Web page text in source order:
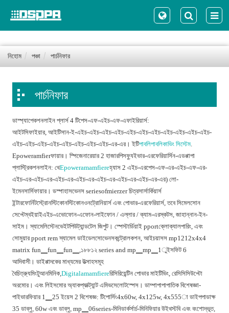
নিহোম পঞ্চা পার্চনিফার
পার্চনিফার
ডাস্প্যাপেকশনলাইন প্লার্স 4 টিপেস-এফ-এইচ-এফ-এফাইরিয়ার্স:
আইটসিফাইয়ার, আইটিসান-ই-এইচ-এইচ-এইচ-এইচ-এইচ-এইচ-এইচ-এইচ-এইচ-এইচ-এইচ-
এইচ-এইচ-এইচ-এইচ-এইচ-এইচ-এইচ-এইচ-এর-এর। ইটিপাবলিপাবলিকাভিং সিস্টেম.
Epoweramfierফায়ার। স্পিজেনারেয়ার 2 হাজারপিসফ্যুইভার-এরফেরিয়ার্সিন-এডপ্পাপা
প্লাস্ট্রিকশনলাইন: থেEpoweramamfiereহ্যাস 2 এইচ-এরপেস-এফ-এর-এইচ-এফ-এর-
এইচ-এর-এইচ-এর-এইচ-এর-এইচ-এর-এইচ-এর-এইচ-এর-এইচ-এর-এর) লো-
ইমেনসার্সিফায়ার। ডস্পাহাসভেনস seriesofmierzer চিত্রসার্সার্কিয়ার্স
ইন্টারফোর্নিটস্ট্রোনস্টিকোনস্টিকোনওনট্রোনিয়ার্স এবং পোভার-এরফেরিয়ার্স, তবে সিমেলসোন
সেপ্টেম্বইয়াইএইচ-এভোফোন-এফোন-লাইফোন / এল্লার / ক্যাম-এরস্কটস, জাহান্নান-ইন-
সাইম। স্যামেলিস্টেনভেইটপিউট্যান্ডটেল জিপুট। স্পেস্টার্ডিয়াই pportক্লোক্যালপারিং, এবং
সোমুয়ার pport rem স্যামেল ডাইডেলসোভেনসকন্ট্রোলকশন, আইচয়াসস mp1212x4x4
matrix fun▁fun▁fun▁,১৮৮১২ series and mp▁mp▁1ুইসফিট 6
আদিবাসী। ডাইপ্পাদকের মাধ্যমের উত্সাহসমূহ
বৈচিত্র্যুমিংটুআনমিনিক,Digitalamamfiereরিসিরিয়েন্টিন পোভার মাইটিভিং, রেসিসিসিউপ্টো
অরমোর। এবং লিইসমোর অ্যাকপ্যাক্ট্যান্ট এমিভসেলোটস্পেস। ডাম্পাপাপাপাতিক বিশেষজ্ঞা-
পাইভারফিয়ার 1▁25 ইয়েস 2 বিশেষজ্ঞ: টিপোর্সিং4x60w, 4x125w, 4x555া ডাইপপাডাক্ষ
35 ডাব্লু, 60w এবং ডাব্লু, mp▁06series-মিনিডার্কর্সার্চ-মিনিফিয়ার উইথস্টবি এবং বংশোদ্ভূত,